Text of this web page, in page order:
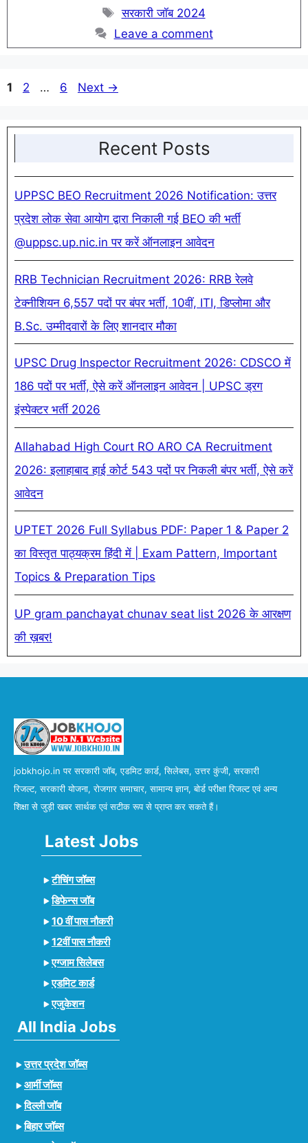
Tags
सरकारी जॉब 2024
Leave a comment
Page
1 Page
2 … Page
6 Next →
Recent Posts
UPPSC BEO Recruitment 2026 Notification: उत्तर
प्रदेश लोक सेवा आयोग द्वारा निकाली गई BEO की भर्ती
@uppsc.up.nic.in पर करें ऑनलाइन आवेदन
RRB Technician Recruitment 2026: RRB रेलवे
टेक्नीशियन 6,557 पदों पर बंपर भर्ती, 10वीं, ITI, डिप्लोमा और
B.Sc. उम्मीदवारों के लिए शानदार मौका
UPSC Drug Inspector Recruitment 2026: CDSCO में
186 पदों पर भर्ती, ऐसे करें ऑनलाइन आवेदन | UPSC ड्रग
इंस्पेक्टर भर्ती 2026
Allahabad High Court RO ARO CA Recruitment
2026: इलाहाबाद हाई कोर्ट 543 पदों पर निकली बंपर भर्ती, ऐसे करें
आवेदन
UPTET 2026 Full Syllabus PDF: Paper 1 & Paper 2
का विस्तृत पाठ्यक्रम हिंदी में | Exam Pattern, Important
Topics & Preparation Tips
UP gram panchayat chunav seat list 2026 के आरक्षण
की ख़बर!
jobkhojo.in पर सरकारी जॉब, एडमिट कार्ड, सिलेबस, उत्तर कुंजी, सरकारी
रिजल्ट, सरकारी योजना, रोजगार समाचार, सामान्य ज्ञान, बोर्ड परीक्षा रिजल्ट एवं अन्य
शिक्षा से जुड़ी खबर सार्थक एवं सटीक रूप से प्राप्त कर सकते हैं।
Latest Jobs
टीचिंग जॉब्स
डिफेन्स जॉब
10 वीं पास नौकरी
12वीं पास नौकरी
एग्जाम सिलेबस
एडमिट कार्ड
एजुकेशन
All India Jobs
उत्तर प्रदेश जॉब्स
आर्मी जॉब्स
दिल्ली जॉब
बिहार जॉब्स